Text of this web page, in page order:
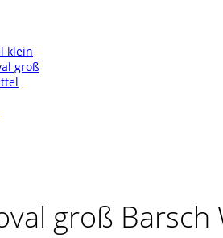
klein
groß
groß Barsch